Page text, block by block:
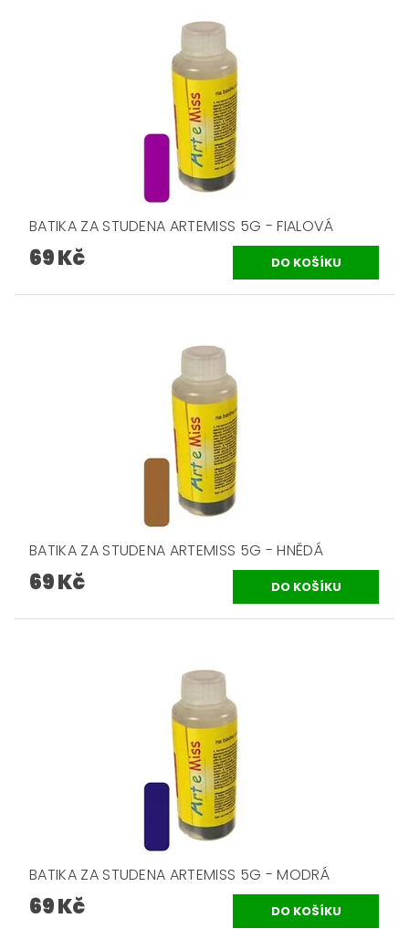
BATIKA ZA STUDENA ARTEMISS 5G - FIALOVÁ
69 Kč
BATIKA ZA STUDENA ARTEMISS 5G - HNĚDÁ
69 Kč
BATIKA ZA STUDENA ARTEMISS 5G - MODRÁ
69 Kč